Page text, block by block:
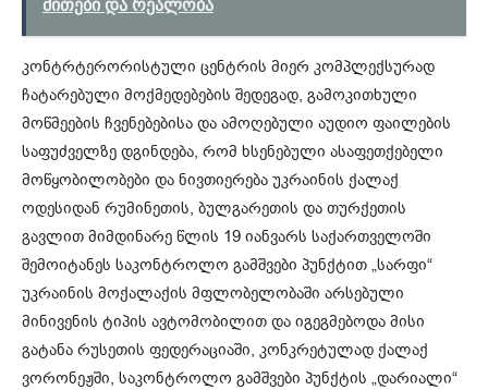
მითები და რეალობა
კონტრტერორისტული ცენტრის მიერ კომპლექსურად
ჩატარებული მოქმედებების შედეგად, გამოკითხული
მოწმეების ჩვენებებისა და ამოღებული აუდიო ფაილების
საფუძველზე დგინდება, რომ ხსენებული ასაფეთქებელი
მოწყობილობები და ნივთიერება უკრაინის ქალაქ
ოდესიდან რუმინეთის, ბულგარეთის და თურქეთის
გავლით მიმდინარე წლის 19 იანვარს საქართველოში
შემოიტანეს საკონტროლო გამშვები პუნქტით „სარფი“
უკრაინის მოქალაქის მფლობელობაში არსებული
მინივენის ტიპის ავტომობილით და იგეგმებოდა მისი
გატანა რუსეთის ფედერაციაში, კონკრეტულად ქალაქ
ვორონეჟში, საკონტროლო გამშვები პუნქტის „დარიალი“